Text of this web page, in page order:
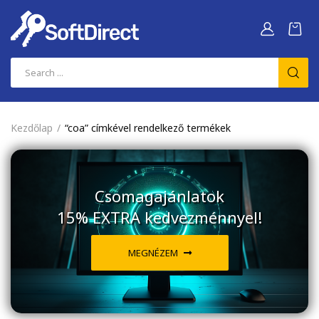
Kezdőlap “coa” címkével rendelkező termékek
Csomagajánlatok
15% EXTRA kedvezménnyel!
MEGNÉZEM